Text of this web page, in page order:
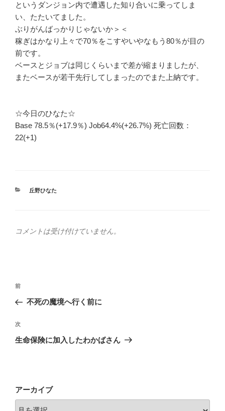
というダンジョン内で遭遇した知り合いに乗ってしま
い、たたいてました。
ぶりがんばっかりじゃないか＞＜
稼ぎはかなり上々で70％をこすやいやなもう80％が目の
前です。
ベースとジョブは同じくらいまで差が縮まりましたが、
またベースが若干先行してしまったのでまた上納です。
☆今日のひなた☆
Base 78.5％(+17.9％) Job64.4%(+26.7%) 死亡回数：
22(+1)
カ
丘野ひなた
コメントは受け付けていません。
投
ナ
ビ
ゲ
ン
前
の
稿
前
不死の魔境へ行く前に
次
の
次
生命保険に加入したわかばさん
アーカイブ